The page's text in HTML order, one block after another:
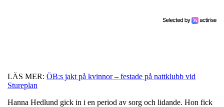
LÄS MER: ÖB:s jakt på kvinnor – festade på nattklubb vid
Stureplan
Hanna Hedlund gick in i en period av sorg och lidande. Hon fick